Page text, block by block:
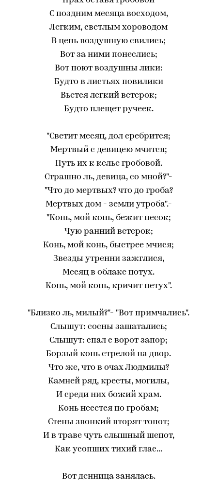
С поздним месяца восходом,
Легким, светлым хороводом
В цепь воздушную свились;
Вот за ними понеслись;
Вот поют воздушны лики:
Будто в листьях повилики
Вьется легкий ветерок;
Будто плещет ручеек.
"Светит месяц, дол сребрится;
Мертвый с девицею мчится;
Путь их к келье гробовой.
Страшно ль, девица, со мной?"-
"Что до мертвых? что до гроба?
Мертвых дом - земли утроба".-
"Конь, мой конь, бежит песок;
Чую ранний ветерок;
Конь, мой конь, быстрее мчися;
Звезды утренни зажглися,
Месяц в облаке потух.
Конь, мой конь, кричит петух".
"Близко ль, милый?"- "Вот примчались".
Слышут: сосны зашатались;
Слышут: спал с ворот запор;
Борзый конь стрелой на двор.
Что же, что в очах Людмилы?
Камней ряд, кресты, могилы,
И среди них божий храм.
Конь несется по гробам;
Стены звонкий вторят топот;
И в траве чуть слышный шепот,
Как усопших тихий глас...
Вот денница занялась.